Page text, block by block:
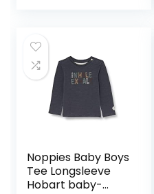
Noppies Baby Boys
Tee Longsleeve
Hobart baby-